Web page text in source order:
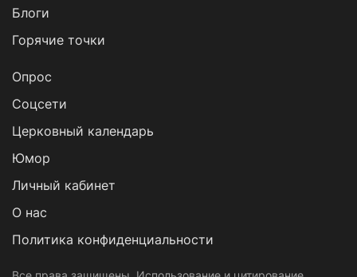
Блоги
Горячие точки
Опрос
Cоцсети
Церковный календарь
Юмор
Личный кабинет
О нас
Политика конфиденциальности